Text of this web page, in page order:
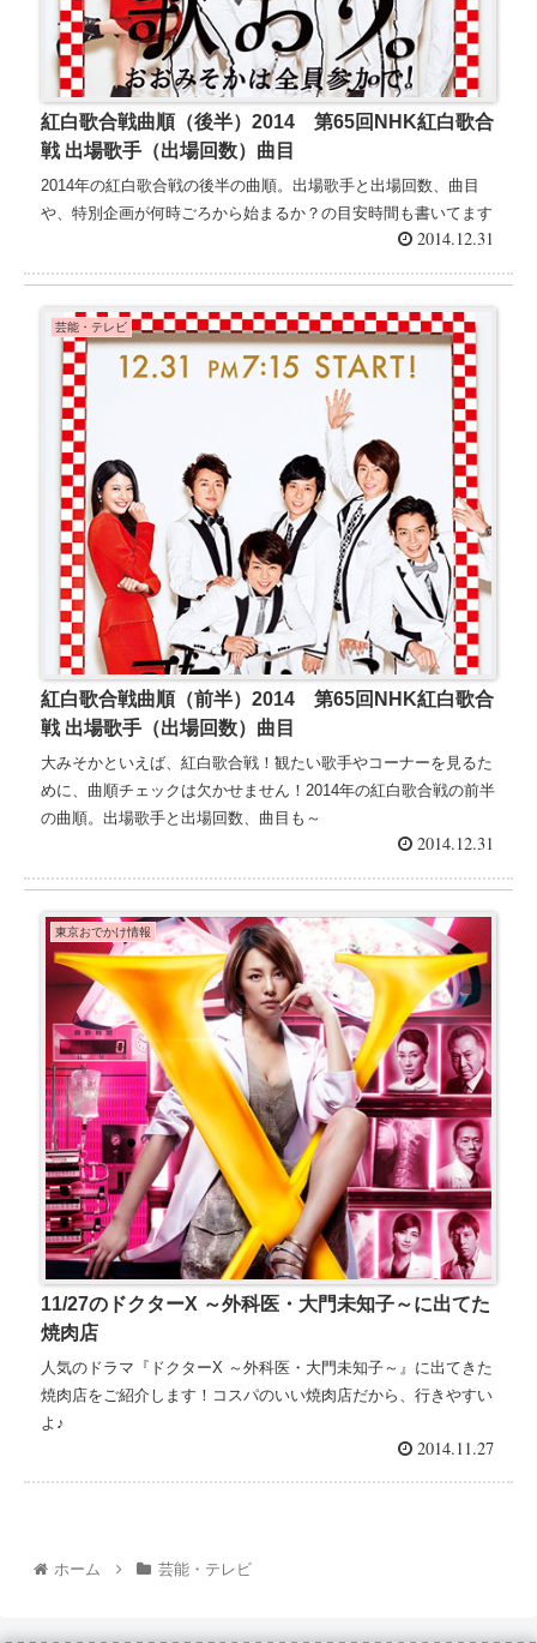
紅白歌合戦曲順（後半）2014 第65回NHK紅白歌合
戦 出場歌手（出場回数）曲目
2014年の紅白歌合戦の後半の曲順。出場歌手と出場回数、曲目
や、特別企画が何時ごろから始まるか？の目安時間も書いてます
2014.12.31
芸能・テレビ
紅白歌合戦曲順（前半）2014 第65回NHK紅白歌合
戦 出場歌手（出場回数）曲目
大みそかといえば、紅白歌合戦！観たい歌手やコーナーを見るた
めに、曲順チェックは欠かせません！2014年の紅白歌合戦の前半
の曲順。出場歌手と出場回数、曲目も～
2014.12.31
東京おでかけ情報
11/27のドクターX ～外科医・大門未知子～に出てた
焼肉店
人気のドラマ『ドクターX ～外科医・大門未知子～』に出てきた
焼肉店をご紹介します！コスパのいい焼肉店だから、行きやすい
よ♪
2014.11.27
ホーム 芸能・テレビ